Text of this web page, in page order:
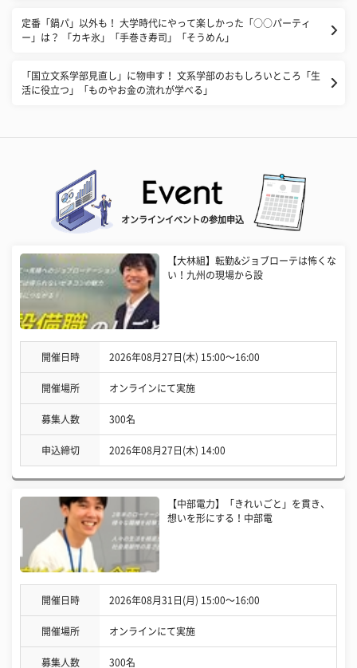
​定番「鍋パ」以外も！ 大学時代にやって楽しかった「○○パーティ
ー」は？ 「カキ氷」「手巻き寿司」「そうめん」
​「国立文系学部見直し」に物申す！ 文系学部のおもしろいところ「生
活に役立つ」「ものやお金の流れが学べる」
オンラインイベントの参加申込
【大林組】転勤&ジョブローテは怖くな
い！九州の現場から設
開催日時 2026年08月27日(木) 15:00〜16:00
開催場所 オンラインにて実施
募集人数 300名
申込締切 2026年08月27日(木) 14:00
【中部電力】「きれいごと」を貫き、
想いを形にする！中部電
開催日時 2026年08月31日(月) 15:00〜16:00
開催場所 オンラインにて実施
募集人数 300名